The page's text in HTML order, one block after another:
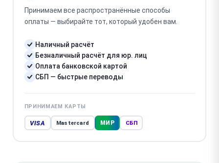
Принимаем все распространённые способы
оплаты — выбирайте тот, который удобен вам.
Наличный расчёт
Безналичный расчёт для юр. лиц
Оплата банковской картой
СБП — быстрые переводы
ПРИНИМАЕМ КАРТЫ
VISA Mastercard МИР СБП